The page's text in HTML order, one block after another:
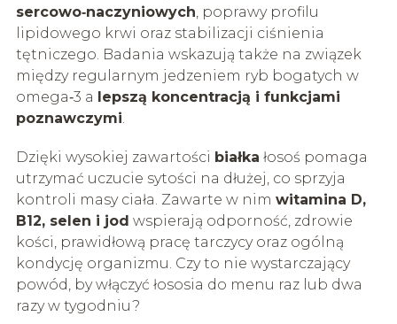
sercowo‑naczyniowych, poprawy profilu
lipidowego krwi oraz stabilizacji ciśnienia
tętniczego. Badania wskazują także na związek
między regularnym jedzeniem ryb bogatych w
omega‑3 a lepszą koncentracją i funkcjami
poznawczymi.
Dzięki wysokiej zawartości białka łosoś pomaga
utrzymać uczucie sytości na dłużej, co sprzyja
kontroli masy ciała. Zawarte w nim witamina D,
B12, selen i jod wspierają odporność, zdrowie
kości, prawidłową pracę tarczycy oraz ogólną
kondycję organizmu. Czy to nie wystarczający
powód, by włączyć łososia do menu raz lub dwa
razy w tygodniu?